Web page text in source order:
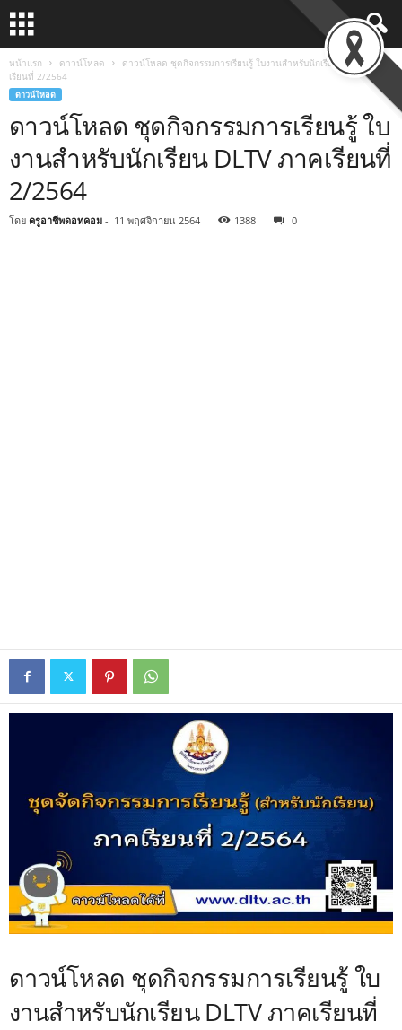
หน้าแรก ดาวน์โหลด
ดาวน์โหลด ชุดกิจกรรมการเรียนรู้ ใบงานสำหรับนักเรียน DLTV ภาค
เรียนที่ 2/2564
ดาวน์โหลด
ดาวน์โหลด ชุดกิจกรรมการเรียนรู้ ใบ
งานสำหรับนักเรียน DLTV ภาคเรียนที่
2/2564
โดย ครูอาชีพดอทคอม - 11 พฤศจิกายน 2564 1388 0
ดาวน์โหลด ชุดกิจกรรมการเรียนรู้ ใบ
งานสำหรับนักเรียน DLTV ภาคเรียนที่